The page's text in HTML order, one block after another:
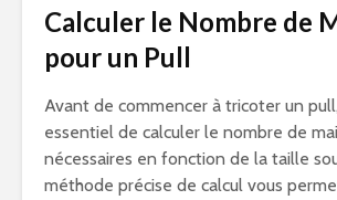
Calculer le Nombre de
pour un Pull
Avant de commencer à tricoter un
essentiel de calculer le nombre de
nécessaires en fonction de la taille
méthode précise de calcul vous